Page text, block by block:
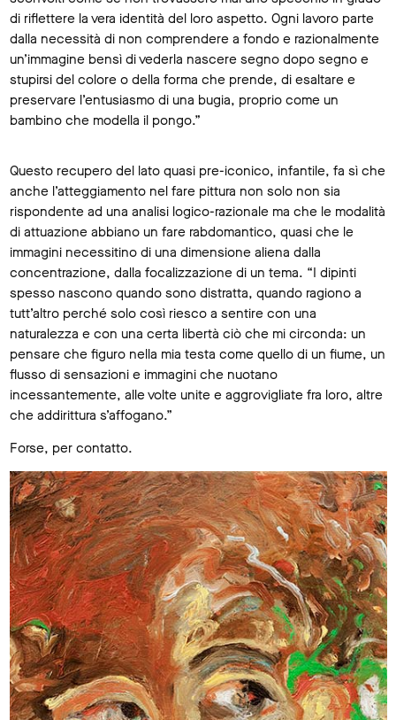
di riflettere la vera identità del loro aspetto. Ogni lavoro parte
dalla necessità di non comprendere a fondo e razionalmente
un’immagine bensì di vederla nascere segno dopo segno e
stupirsi del colore o della forma che prende, di esaltare e
preservare l’entusiasmo di una bugia, proprio come un
bambino che modella il pongo.”
Questo recupero del lato quasi pre-iconico, infantile, fa sì che
anche l’atteggiamento nel fare pittura non solo non sia
rispondente ad una analisi logico-razionale ma che le modalità
di attuazione abbiano un fare rabdomantico, quasi che le
immagini necessitino di una dimensione aliena dalla
concentrazione, dalla focalizzazione di un tema. “I dipinti
spesso nascono quando sono distratta, quando ragiono a
tutt’altro perché solo così riesco a sentire con una
naturalezza e con una certa libertà ciò che mi circonda: un
pensare che figuro nella mia testa come quello di un fiume, un
flusso di sensazioni e immagini che nuotano
incessantemente, alle volte unite e aggrovigliate fra loro, altre
che addirittura s’affogano.”
Forse, per contatto.